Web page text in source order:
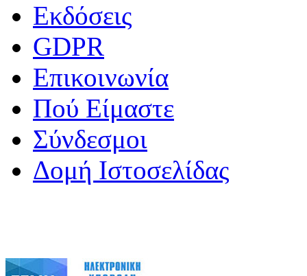
Εκδόσεις
GDPR
Επικοινωνία
Πού Είμαστε
Σύνδεσμοι
Δομή Ιστοσελίδας